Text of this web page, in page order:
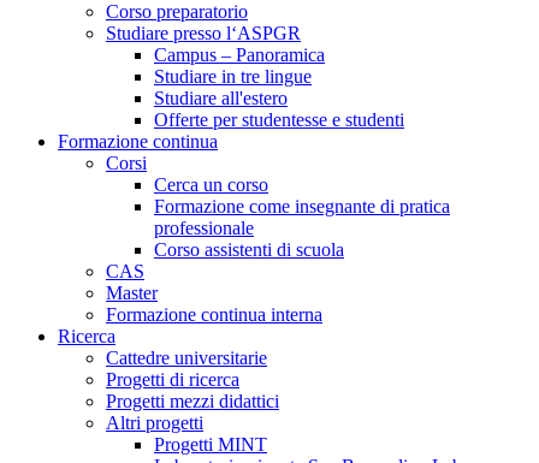
Corso preparatorio
Studiare presso l‘ASPGR
Campus – Panoramica
Studiare in tre lingue
Studiare all'estero
Offerte per studentesse e studenti
Formazione continua
Corsi
Cerca un corso
Formazione come insegnante di pratica
professionale
Corso assistenti di scuola
CAS
Master
Formazione continua interna
Ricerca
Cattedre universitarie
Progetti di ricerca
Progetti mezzi didattici
Altri progetti
Progetti MINT